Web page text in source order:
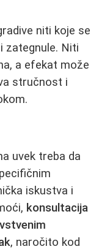
niti koje se
zategnule. Niti
a efekat može
stručnost i
uvek treba da
iskustva i
konsultacija
, naročito kod